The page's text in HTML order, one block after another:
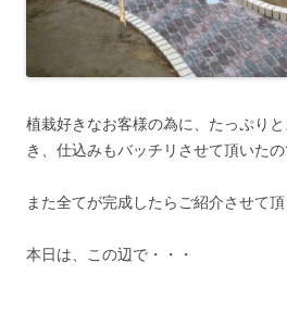
植栽好きなお客様の為に、たっぷり
き、仕込みもバッチリさせて頂いたの
また全てが完成したらご紹介させて頂
本日は、この辺で・・・